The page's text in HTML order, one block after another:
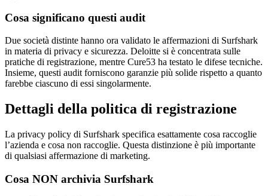
Cosa significano questi audit
Due società distinte hanno ora validato le affermazioni di Surfshark
in materia di privacy e sicurezza. Deloitte si è concentrata sulle
pratiche di registrazione, mentre Cure53 ha testato le difese tecniche.
Insieme, questi audit forniscono garanzie più solide rispetto a quanto
farebbe ciascuno di essi singolarmente.
Dettagli della politica di registrazione
La privacy policy di Surfshark specifica esattamente cosa raccoglie
l’azienda e cosa non raccoglie. Questa distinzione è più importante
di qualsiasi affermazione di marketing.
Cosa NON archivia Surfshark